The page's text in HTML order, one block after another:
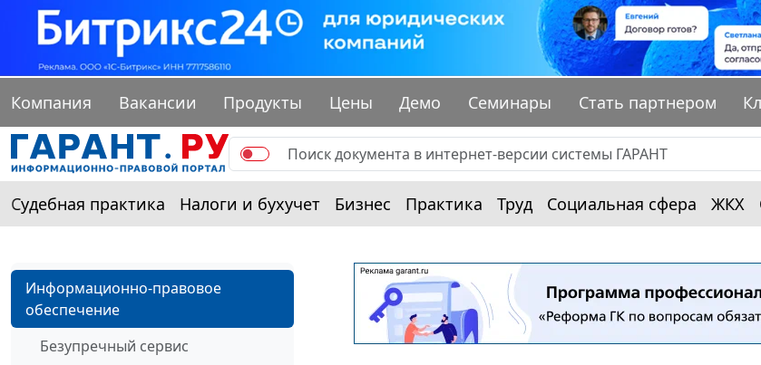
Компания Вакансии Продукты Цены Демо Семинары Стать партнером
Судебная практика Налоги и бухучет Бизнес Практика Труд Социальная сфера ЖКХ
Информационно-правовое
обеспечение
Безупречный сервис